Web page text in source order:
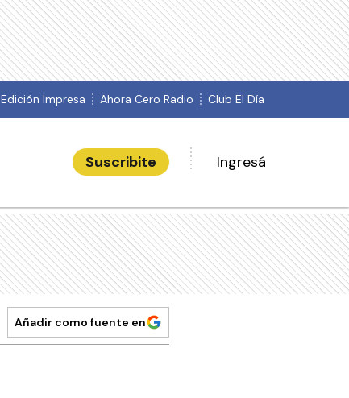
Edición Impresa Ahora Cero Radio Club El Día
Suscribite Ingresá
Añadir como fuente en